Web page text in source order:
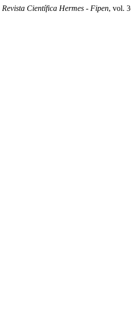
Revista Científica Hermes - Fipen, vol.